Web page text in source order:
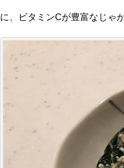
に、ビタミンCが豊富なじゃ